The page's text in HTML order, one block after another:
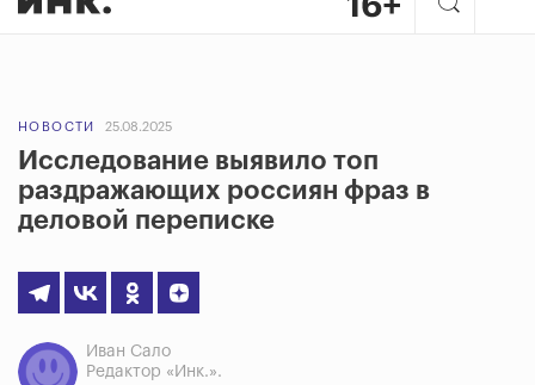
НОВОСТИ 25.08.2025
Исследование выявило топ
раздражающих россиян фраз в
деловой переписке
Иван Сало
Редактор «Инк.».